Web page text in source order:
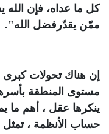
كل ما عداه، فإن الله
ممّن يقدّرفضل الله".
إن هناك تحولات
مستوى المنطقة
ينكرها عقل ، أهم ما
حساب الأنظمة ، تمثل